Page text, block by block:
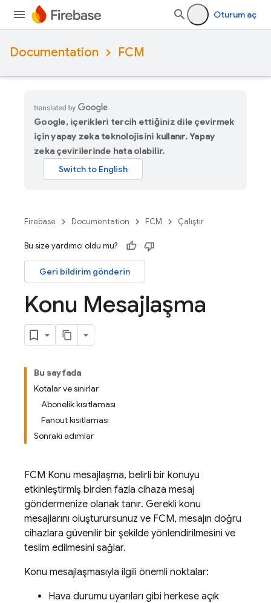
Oturum aç
Documentation FCM
Google, içerikleri tercih ettiğiniz dile çevirmek
için yapay zeka teknolojisini kullanır. Yapay
zeka çevirilerinde hata olabilir.
Firebase Documentation FCM Çalıştır
Bu size yardımcı oldu mu?
Geri bildirim gönderin
Konu Mesajlaşma
Bu sayfada
Kotalar ve sınırlar
Abonelik kısıtlaması
Fanout kısıtlaması
Sonraki adımlar
FCM Konu mesajlaşma, belirli bir konuyu
etkinleştirmiş birden fazla cihaza mesaj
göndermenize olanak tanır. Gerekli konu
mesajlarını oluşturursunuz ve FCM, mesajın doğru
cihazlara güvenilir bir şekilde yönlendirilmesini ve
teslim edilmesini sağlar.
Konu mesajlaşmasıyla ilgili önemli noktalar:
Hava durumu uyarıları gibi herkese açık